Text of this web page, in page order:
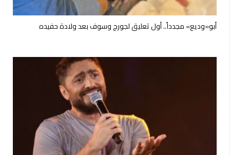
أبو«وديع» مجدداً.. أول تعليق لجورج وسوف بعد ولادة حفيده